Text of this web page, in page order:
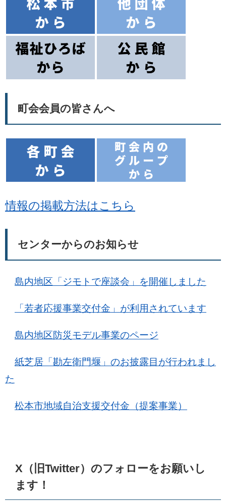
町会会員の皆さんへ
情報の掲載方法はこちら
センターからのお知らせ
島内地区「ジモトで座談会」を開催しました
「若者応援事業交付金」が利用されています
島内地区防災モデル事業のページ
紙芝居「勘左衛門堰」のお披露目が行われまし
た
松本市地域自治支援交付金（提案事業）
X（旧Twitter）のフォローをお願いし
ます！